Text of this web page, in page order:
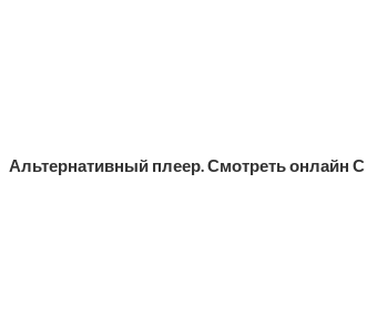
Альтернативный плеер. Смотреть